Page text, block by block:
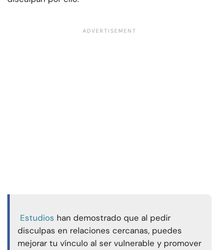
Estudios han demostrado que al pedir
disculpas en relaciones cercanas, puedes
mejorar tu vínculo al ser vulnerable y promover